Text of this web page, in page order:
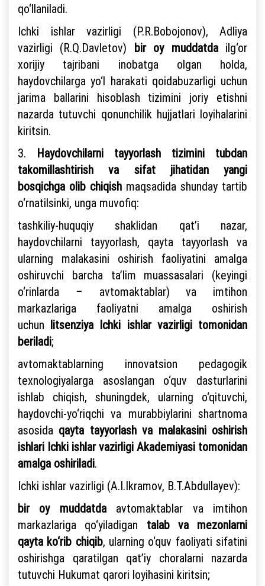
qo‘llaniladi.
Ichki ishlar vazirligi (P.R.Bobojonov), Adliya
vazirligi (R.Q.Davletov) bir oy muddatda ilg‘or
xorijiy tajribani inobatga olgan holda,
haydovchilarga yo‘l harakati qoidabuzarligi uchun
jarima ballarini hisoblash tizimini joriy etishni
nazarda tutuvchi qonunchilik hujjatlari loyihalarini
kiritsin.
3. Haydovchilarni tayyorlash tizimini tubdan
takomillashtirish va sifat jihatidan yangi
bosqichga olib chiqish maqsadida shunday tartib
o‘rnatilsinki, unga muvofiq:
tashkiliy-huquqiy shaklidan qat’i nazar,
haydovchilarni tayyorlash, qayta tayyorlash va
ularning malakasini oshirish faoliyatini amalga
oshiruvchi barcha ta’lim muassasalari (keyingi
o‘rinlarda – avtomaktablar) va imtihon
markazlariga faoliyatni amalga oshirish
uchun litsenziya Ichki ishlar vazirligi tomonidan
beriladi;
avtomaktablarning innovatsion pedagogik
texnologiyalarga asoslangan o‘quv dasturlarini
ishlab chiqish, shuningdek, ularning o‘qituvchi,
haydovchi-yo‘riqchi va murabbiylarini shartnoma
asosida qayta tayyorlash va malakasini oshirish
ishlari Ichki ishlar vazirligi Akademiyasi tomonidan
amalga oshiriladi.
Ichki ishlar vazirligi (A.I.Ikramov, B.T.Abdullayev):
bir oy muddatdaavtomaktablar va imtihon
markazlariga qo‘yiladigan talab va mezonlarni
qayta ko‘rib chiqib, ularning o‘quv faoliyati sifatini
oshirishga qaratilgan qat’iy choralarni nazarda
tutuvchi Hukumat qarori loyihasini kiritsin;